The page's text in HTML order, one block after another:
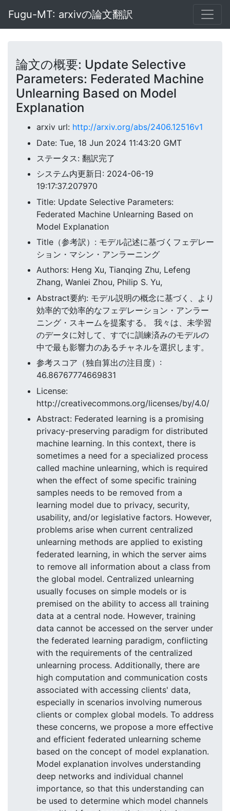
Fugu-MT: arxivの論文翻訳
論文の概要: Update Selective
Parameters: Federated Machine
Unlearning Based on Model
Explanation
arxiv url: http://arxiv.org/abs/2406.12516v1
Date: Tue, 18 Jun 2024 11:43:20 GMT
ステータス: 翻訳完了
システム内更新日: 2024-06-19
19:17:37.207970
Title: Update Selective Parameters:
Federated Machine Unlearning Based on
Model Explanation
Title（参考訳）: モデル記述に基づくフェデレー
ション・マシン・アンラーニング
Authors: Heng Xu, Tianqing Zhu, Lefeng
Zhang, Wanlei Zhou, Philip S. Yu,
Abstract要約: モデル説明の概念に基づく、より
効率的で効率的なフェデレーション・アンラー
ニング・スキームを提案する。 我々は、未学習
のデータに対して、すでに訓練済みのモデルの
中で最も影響力のあるチャネルを選択します。
参考スコア（独自算出の注目度）:
46.86767774669831
License:
http://creativecommons.org/licenses/by/4.0/
Abstract: Federated learning is a promising
privacy-preserving paradigm for distributed
machine learning. In this context, there is
sometimes a need for a specialized process
called machine unlearning, which is required
when the effect of some specific training
samples needs to be removed from a
learning model due to privacy, security,
usability, and/or legislative factors. However,
problems arise when current centralized
unlearning methods are applied to existing
federated learning, in which the server aims
to remove all information about a class from
the global model. Centralized unlearning
usually focuses on simple models or is
premised on the ability to access all training
data at a central node. However, training
data cannot be accessed on the server under
the federated learning paradigm, conflicting
with the requirements of the centralized
unlearning process. Additionally, there are
high computation and communication costs
associated with accessing clients' data,
especially in scenarios involving numerous
clients or complex global models. To address
these concerns, we propose a more effective
and efficient federated unlearning scheme
based on the concept of model explanation.
Model explanation involves understanding
deep networks and individual channel
importance, so that this understanding can
be used to determine which model channels